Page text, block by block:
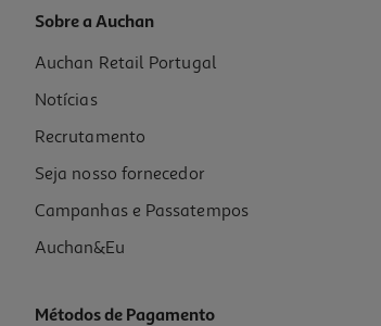
Corta Relva One Two Fun Com Bolas Sabão
14.99 €/un
14,99 €
Sobre a Auchan
Auchan Retail Portugal
Notícias
Recrutamento
Seja nosso fornecedor
Campanhas e Passatempos
Auchan&Eu
Métodos de Pagamento